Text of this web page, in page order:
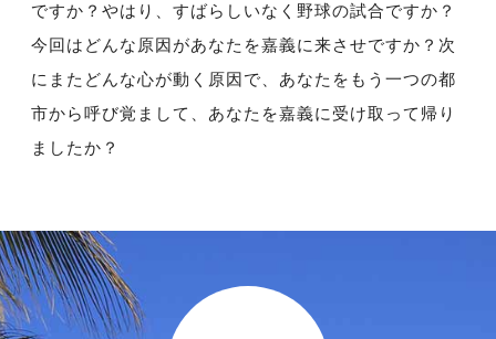
ですか？やはり、すばらしいなく野球の試合ですか？
今回はどんな原因があなたを嘉義に来させですか？次
にまたどんな心が動く原因で、あなたをもう一つの都
市から呼び覚まして、あなたを嘉義に受け取って帰り
ましたか？